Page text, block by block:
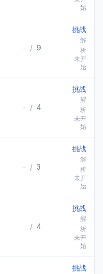
始
- / 9
挑战
解
析
未开
始
- / 4
挑战
解
析
未开
始
- / 3
挑战
解
析
未开
始
- / 4
挑战
解
析
未开
始
挑战